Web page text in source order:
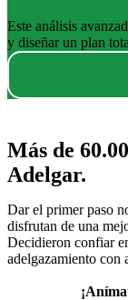
Este análisis
y diseñar un plan
Más de
Adelgar.
Dar el primer paso
disfrutan de una
Decidieron confiar
adelgazamiento con